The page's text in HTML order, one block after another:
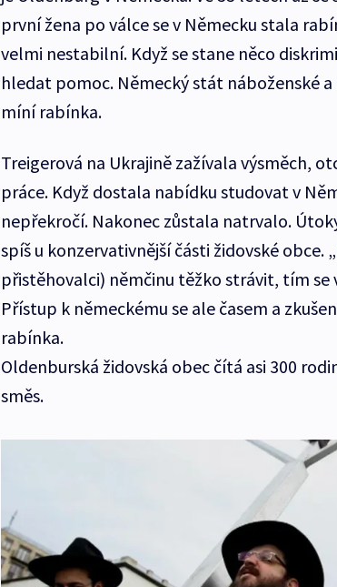
první žena po válce se v Německu stala
velmi nestabilní. Když se stane něco
hledat pomoc. Německý stát náboženské
míní rabínka.
Treigerová na Ukrajině zažívala výsměch,
práce. Když dostala nabídku studovat v
nepřekročí. Nakonec zůstala natrvalo.
spíš u konzervativnější části židovské obce.
přistěhovalci) němčinu těžko strávit, tím se
Přístup k německému se ale časem a
rabínka.
Oldenburská židovská obec čítá asi 300
směs.